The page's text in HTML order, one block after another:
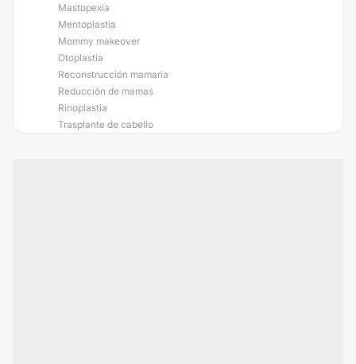
Mastopexia
Mentoplastia
Mommy makeover
Otoplastia
Reconstrucción mamaria
Reducción de mamas
Rinoplastia
Trasplante de cabello